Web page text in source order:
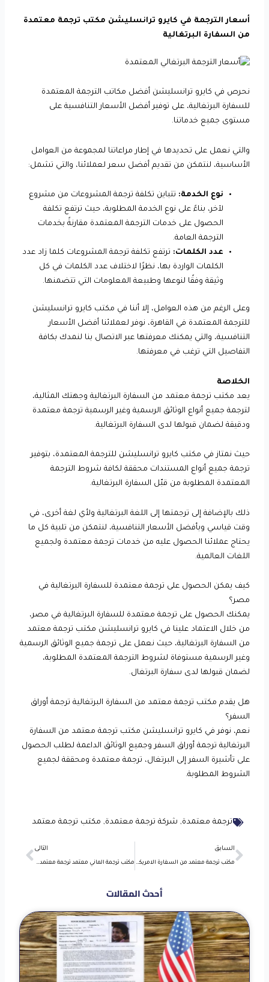
أسعار الترجمة في كايرو ترانسليشن مكتب ترجمة معتمدة
من السفارة البرتغالية
نحرص في كايرو ترانسليشن أفضل مكاتب الترجمة المعتمدة
للسفارة البرتغالية، على توفير أفضل الأسعار التنافسية على
مستوى جميع خدماتنا.
والتي نعمل على تحديدها في إطار مراعاتنا لمجموعة من العوامل
الأساسية، لنتمكن من تقديم أفضل سعر لعملائنا، والتي تشمل:
نوع الخدمة: تتباين تكلفة ترجمة المشروعات من مشروع
لآخر، بناءً على نوع الخدمة المطلوبة، حيث ترتفع تكلفة
الحصول على خدمات الترجمة المعتمدة مقارنةً بخدمات
الترجمة العامة.
عدد الكلمات: ترتفع تكلفة ترجمة المشروعات كلما زاد عدد
الكلمات الواردة بها، نظرًا لاختلاف عدد الكلمات في كل
وثيقة وفقًا لنوعها وطبيعة المعلومات التي تتضمنها.
وعلى الرغم من هذه العوامل، إلا أننا في مكتب كايرو ترانسليشن
للترجمة المعتمدة في القاهرة، نوفر لعملائنا أفضل الأسعار
التنافسية، والتي يمكنك معرفتها عبر الاتصال بنا لنمدك بكافة
التفاصيل التي ترغب في معرفتها.
الخلاصة
يعد مكتب ترجمة معتمد من السفارة البرتغالية وجهتك المثالية،
لترجمة جميع أنواع الوثائق الرسمية وغير الرسمية ترجمة معتمدة
ودقيقة لضمان قبولها لدى السفارة البرتغالية.
حيث نمتاز في مكتب كايرو ترانسليشن للترجمة المعتمدة، بتوفير
ترجمة جميع أنواع المستندات محققة لكافة شروط الترجمة
المعتمدة المطلوبة من قبّل السفارة البرتغالية.
ذلك بالإضافة إلى ترجمتها إلى اللغة البرتغالية ولأي لغة أخرى، في
وقت قياسي وبأفضل الأسعار التنافسية، لنتمكن من تلبية كل ما
يحتاج عملائنا الحصول عليه من خدمات ترجمة معتمدة ولجميع
اللغات العالمية.
كيف يمكن الحصول على ترجمة معتمدة للسفارة البرتغالية في
مصر؟
يمكنك الحصول على ترجمة معتمدة للسفارة البرتغالية في مصر،
من خلال الاعتماد علينا في كايرو ترانسليشن مكتب ترجمة معتمد
من السفارة البرتغالية، حيث نعمل على ترجمة جميع الوثائق الرسمية
وغير الرسمية مستوفاة لشروط الترجمة المعتمدة المطلوبة،
لضمان قبولها لدى سفارة البرتغال.
هل يقدم مكتب ترجمة معتمد من السفارة البرتغالية ترجمة أوراق
السفر؟
نعم، نوفر في كايرو ترانسليشن مكتب ترجمة معتمد من السفارة
البرتغالية ترجمة أوراق السفر وجميع الوثائق الداعمة لطلب الحصول
على تأشيرة السفر إلى البرتغال، ترجمة معتمدة ومحققة لجميع
الشروط المطلوبة.
ترجمة معتمدة, شركة ترجمة معتمدة, مكتب ترجمة معتمد
Prev
السابق
مكتب ترجمة معتمد من السفارة الامريكية ترجمة إنجليزي معتمدة
التالى
مكتب ترجمة الماني معتمد ترجمة معتمدة للسفارة الألمانية
أحدث المقالات